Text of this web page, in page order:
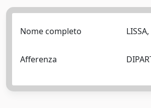
Nome completo
Afferenza